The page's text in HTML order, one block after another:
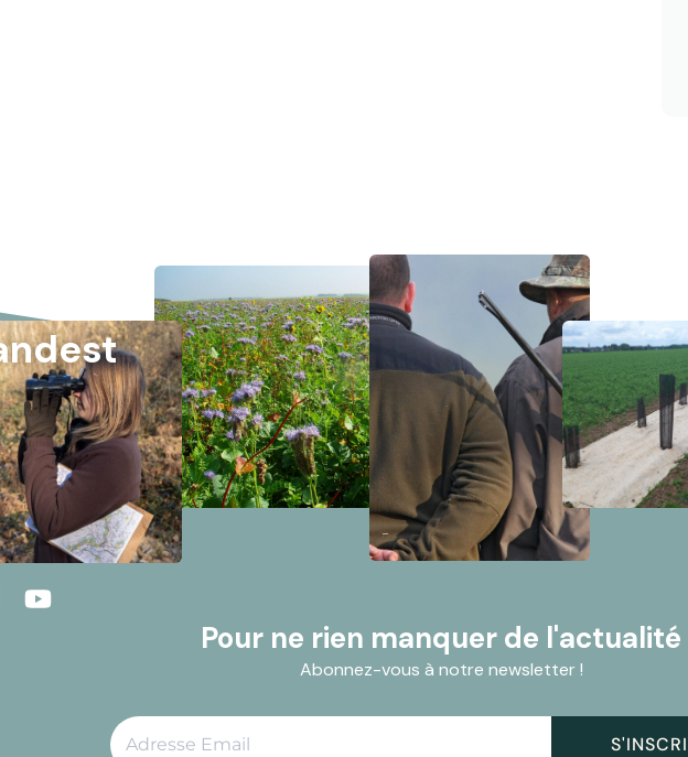
Pour ne rien manquer de l'actualité
Abonnez-vous à notre newsletter !